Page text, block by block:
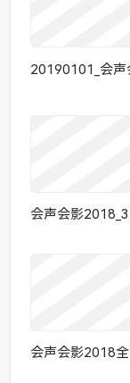
20190101_会声
会声会影
会声会影2018